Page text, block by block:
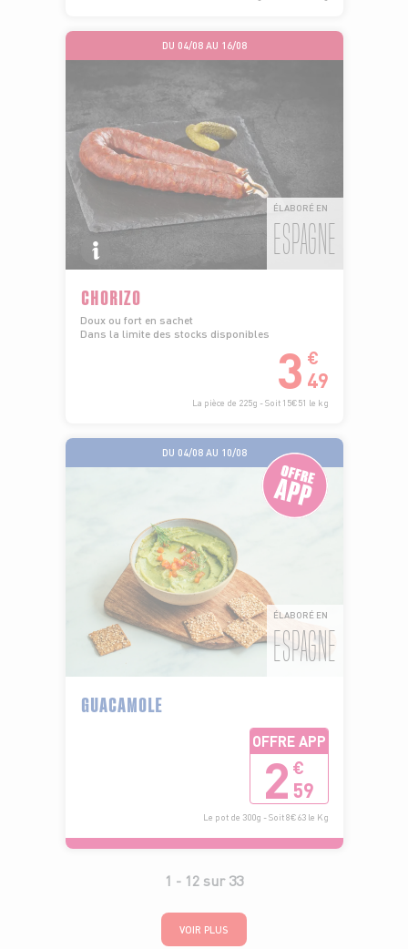
DU 04/08 AU 16/08
ÉLABORÉ EN
ESPAGNE
CHORIZO
Doux ou fort en sachet
Dans la limite des stocks disponibles
3 €
49
La pièce de 225g - Soit 15€51 le kg
DU 04/08 AU 10/08
ÉLABORÉ EN
ESPAGNE
GUACAMOLE
OFFRE APP
2 €
59
Le pot de 300g - Soit 8€63 le Kg
1 - 12sur33
VOIR PLUS